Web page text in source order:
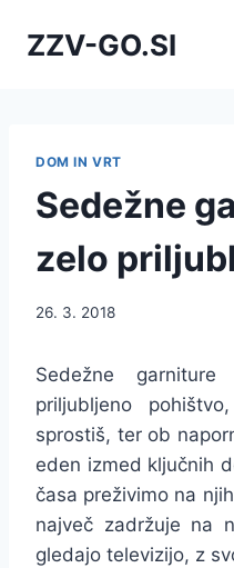
ZZV-GO.SI
DOM IN VRT
Sedežne
zelo
26. 3. 2018
Sedežne
priljubljeno
sprostiš, ter ob
eden izmed ključnih
časa preživimo na
največ zadržuje na
gledajo televizijo, z